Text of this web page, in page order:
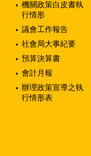
機關政策白皮書執
行情形
議會工作報告
社會局大事紀要
預算決算書
會計月報
辦理政策宣導之執
行情形表